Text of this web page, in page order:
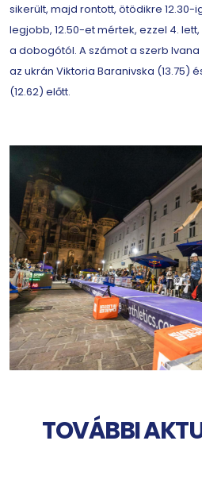
sikerült, majd rontott, ötödikre 12.30-
legjobb, 12.50-et mértek, ezzel 4.
a dobogótól. A számot a szerb Ivana
az ukrán Viktoria Baranivska (13.75)
(12.62) előtt.
TOVÁBBI